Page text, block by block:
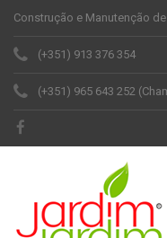
Construção e Manutenção
(+351) 913 376 354
(+351) 965 643 252